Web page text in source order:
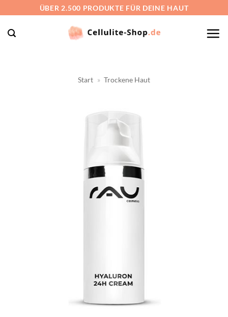
springen
ÜBER 2.500 PRODUKTE FÜR DEINE HAUT
Start » Trockene Haut